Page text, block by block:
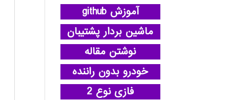
آموزش github
ماشین بردار پشتیبان
نوشتن مقاله
خودرو بدون راننده
فازی نوع 2